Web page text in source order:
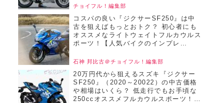
SF 250（2020）】
チョイフル！編集部
コスパの良い『ジクサーSF250』は中
古を狙えばもっとおトク？ 初心者にも
オススメなライトウェイトフルカウルス
ポーツ！【人気バイクのインプレ
2022）①】
石神 邦比古＠チョイフル！編集部
20万円代から狙えるスズキ『ジクサー
SF250』（2020～20022）の中古価格
や相場はいくら？ 低走行でもお手頃な
250ccオススメフルカウルスポーツ！